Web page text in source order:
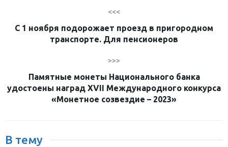
<<<
С 1 ноября подорожает проезд в пригородном
транспорте. Для пенсионеров
>>>
Памятные монеты Национального банка
удостоены наград XVII Международного конкурса
«Монетное созвездие – 2023»
В тему